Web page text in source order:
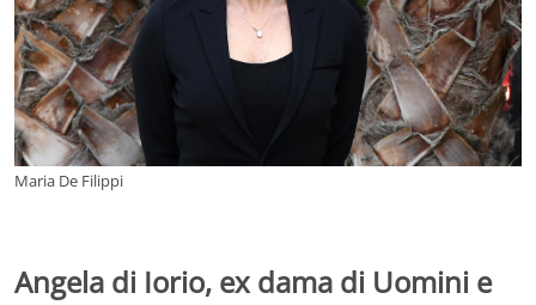
Maria De Filippi
Angela di Iorio, ex dama di Uomini e